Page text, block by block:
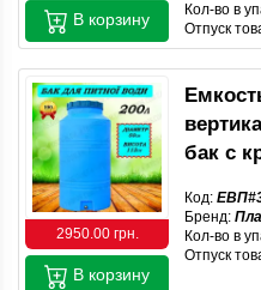
Кол-во в
Отпуск
В корзину
2950.00 грн.
бак с
Код:
Бренд:
Кол-во в
Отпуск
В корзину